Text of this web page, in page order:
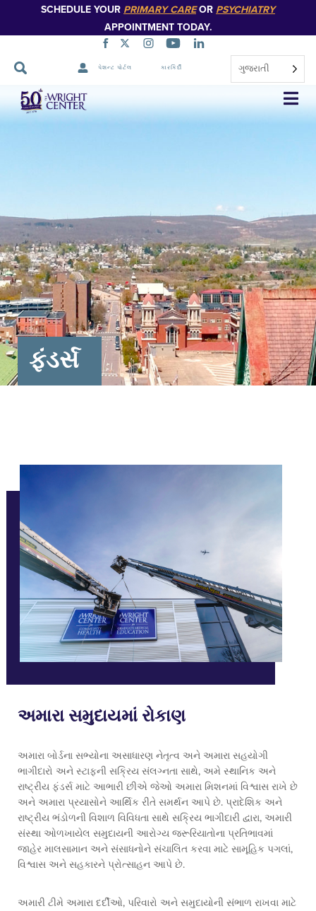
SCHEDULE YOUR PRIMARY CAREOR PSYCHIATRY
APPOINTMENT TODAY.
પેશન્ટ પોર્ટલ કારકિર્દી ગુજરાતી
નેવિગેશન
છોડો
ફંડર્સ
અમારા સમુદાયમાં રોકાણ
અમારા બોર્ડના સભ્યોના અસાધારણ નેતૃત્વ અને અમારા સહયોગી
ભાગીદારો અને સ્ટાફની સક્રિય સંલગ્નતા સાથે, અમે સ્થાનિક અને
રાષ્ટ્રીય ફંડર્સ માટે આભારી છીએ જેઓ અમારા મિશનમાં વિશ્વાસ રાખે છે
અને અમારા પ્રયાસોને આર્થિક રીતે સમર્થન આપે છે. પ્રાદેશિક અને
રાષ્ટ્રીય ભંડોળની વિશાળ વિવિધતા સાથે સક્રિય ભાગીદારી દ્વારા, અમારી
સંસ્થા ઓળખાયેલ સમુદાયની આરોગ્ય જરૂરિયાતોના પ્રતિભાવમાં
જાહેર માલસામાન અને સંસાધનોને સંચાલિત કરવા માટે સામૂહિક પગલાં,
વિશ્વાસ અને સહકારને પ્રોત્સાહન આપે છે.
અમારી ટીમે અમારા દર્દીઓ, પરિવારો અને સમુદાયોની સંભાળ રાખવા માટે